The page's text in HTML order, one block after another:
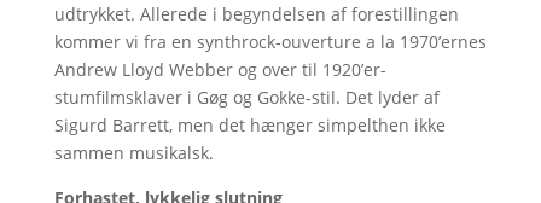
udtrykket. Allerede i begyndelsen af forestillingen
kommer vi fra en synthrock-ouverture a la 1970’ernes
Andrew Lloyd Webber og over til 1920’er-
stumfilmsklaver i Gøg og Gokke-stil. Det lyder af
Sigurd Barrett, men det hænger simpelthen ikke
sammen musikalsk.
Forhastet, lykkelig slutning